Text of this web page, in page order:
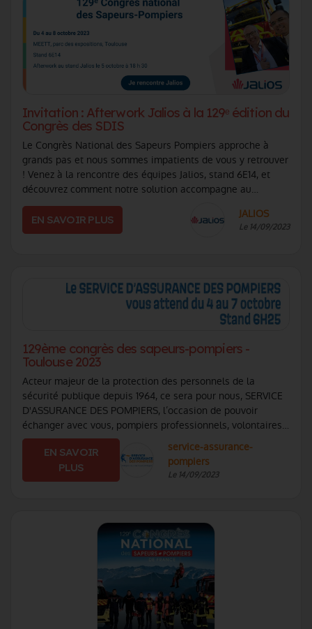
Invitation : Afterwork Jalios à la 129ᵉ édition du
Congrès des SDIS
Le Congrès National des Sapeurs Pompiers approche à
grands pas et nous sommes impatients de vous y retrouver
! Venez à la rencontre des équipes Jalios, stand 6E14, et
découvrez comment notre solution accompagne au
quotidien l'ensemble de vos équipes, (...)
EN SAVOIR PLUS JALIOS
Le 14/09/2023
129ème congrès des sapeurs-pompiers -
Toulouse 2023
Acteur majeur de la protection des personnels de la
sécurité publique depuis 1964, ce sera pour nous, SERVICE
D'ASSURANCE DES POMPIERS, l’occasion de pouvoir
échanger avec vous, pompiers professionnels, volontaires
ou militaires, PATS et membre du Se (...)
EN SAVOIR
PLUS
service-assurance-
pompiers
Le 14/09/2023